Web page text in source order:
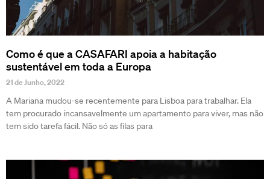
Como é que a CASAFARI apoia a habitação
sustentável em toda a Europa
21 de Junho, 2022
A Mariana mudou-se recentemente para Lisboa para trabalhar. Ela
tem procurado incansavelmente um apartamento para viver, mas não
tem sido tarefa fácil. Não só as filas para